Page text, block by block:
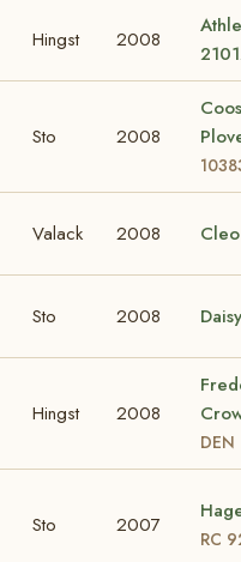
Hingst 2008
Sto 2008
Valack 2008
Sto 2008 Daisy
Hingst 2008
Sto 2007
RC